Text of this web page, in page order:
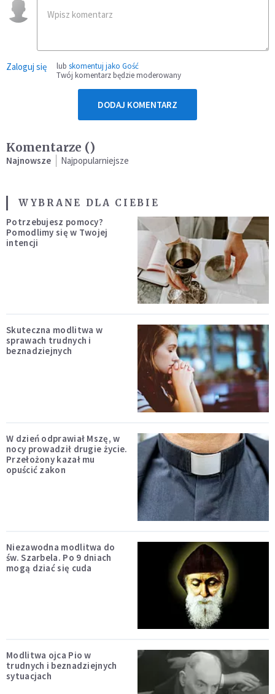
Zaloguj się lub skomentuj jako Gość
Twój komentarz będzie moderowany
DODAJ KOMENTARZ
Komentarze ()
Najnowsze Najpopularniejsze
WYBRANE DLA CIEBIE
Potrzebujesz pomocy?
Pomodlimy się w Twojej
intencji
Skuteczna modlitwa w
sprawach trudnych i
beznadziejnych
W dzień odprawiał Mszę, w
nocy prowadził drugie życie.
Przełożony kazał mu
opuścić zakon
Niezawodna modlitwa do
św. Szarbela. Po 9 dniach
mogą dziać się cuda
Modlitwa ojca Pio w
trudnych i beznadziejnych
sytuacjach